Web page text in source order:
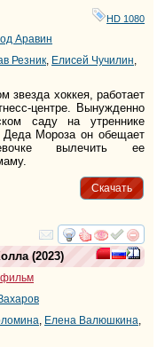
HD 1080
Аравин
Резник Елисей Чучилин
звезда хоккея, работает
центре. Вынужденно
саду на утреннике
Деда Мороза он обещает
вылечить ее
Скачать
смотреть
(2023)
фильм
, Елена Валюшкина,